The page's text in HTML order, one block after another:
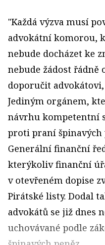
"Každá výzva musí
advokátní komorou,
nebude docházet ke
nebude žádost řádně
doporučit
Jediným orgánem,
návrhu kompetentní
proti praní špinavých
Generální finanční
kterýkoliv finanční
v otevřeném dopise
Pirátské listy. Dodal
advokátů se již dnes
uchovávané podle